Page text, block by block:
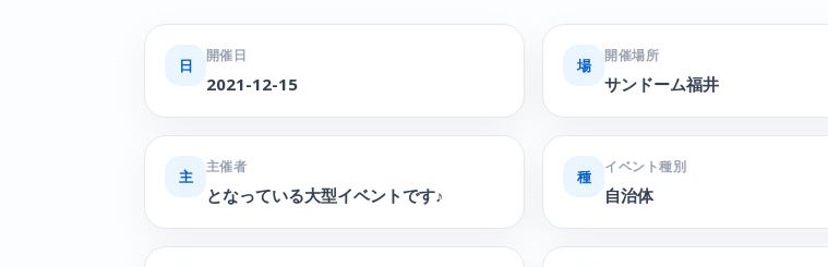
日
開催日
2021-12-15
場
開催場所
サンドーム福井
主
主催者
となっている大型イベントです♪
種
イベント種別
自治体